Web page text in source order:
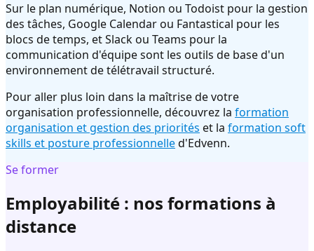
Sur le plan numérique, Notion ou Todoist pour la gestion
des tâches, Google Calendar ou Fantastical pour les
blocs de temps, et Slack ou Teams pour la
communication d'équipe sont les outils de base d'un
environnement de télétravail structuré.
Pour aller plus loin dans la maîtrise de votre
organisation professionnelle, découvrez la formation
organisation et gestion des priorités et la formation soft
skills et posture professionnelled'Edvenn.
Se former
Employabilité : nos formations à
distance